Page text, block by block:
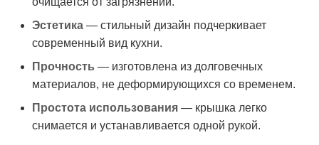
Эстетика — стильный дизайн подчеркивает
современный вид кухни.
Прочность — изготовлена из долговечных
материалов, не деформирующихся со временем.
Простота использования — крышка легко
снимается и устанавливается одной рукой.